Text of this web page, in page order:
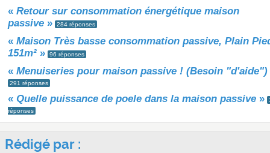
« Retour sur consommation énergétique maison
passive » 284 réponses
« Maison Très basse consommation passive, Plain
151m² » 96 réponses
« Menuiseries pour maison passive ! (Besoin "d'aide")
291 réponses
« Quelle puissance de poele dans la maison passive »
réponses
Rédigé par :